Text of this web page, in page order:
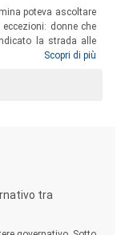
poteva ascoltare
donne che
la strada alle
sono descritti nel
di ruolo per le
e a iniziare una
Scopri di più
tra